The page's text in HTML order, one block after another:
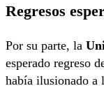
Regresos
Por su parte, la
esperado regreso
había ilusionado a